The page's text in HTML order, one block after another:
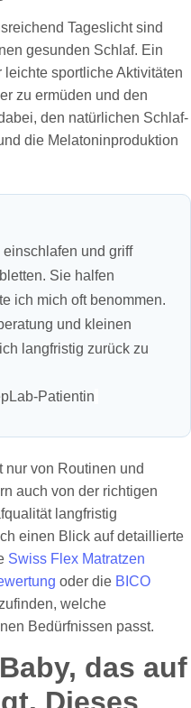
Tageslicht sind
gesunden Schlaf. Ein
sportliche Aktivitäten
zu ermüden und den
den natürlichen Schlaf-
die Melatoninproduktion
und griff
Sie halfen
ich mich oft benommen.
und kleinen
langfristig zurück zu
Patientin
nur von Routinen und
auch von der richtigen
langfristig
einen Blick auf detaillierte
Swiss Flex Matratzen
oder die BICO
welche
Bedürfnissen passt.